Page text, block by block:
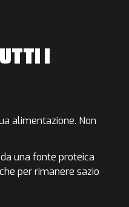
I
alimentazione. Non
una fonte proteica
per rimanere sazio